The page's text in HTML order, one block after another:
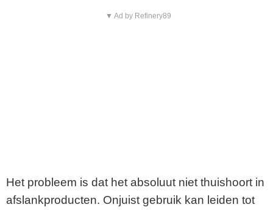
▼ Ad by Refinery89
Het probleem is dat het absoluut niet thuishoort in
afslankproducten. Onjuist gebruik kan leiden tot